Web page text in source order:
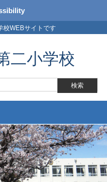
校WEBサイトです
二小学校